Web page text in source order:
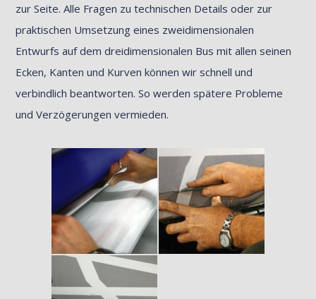
zur Seite. Alle Fragen zu technischen Details oder zur
praktischen Umsetzung eines zweidimensionalen
Entwurfs auf dem dreidimensionalen Bus mit allen seinen
Ecken, Kanten und Kurven können wir schnell und
verbindlich beantworten. So werden spätere Probleme
und Verzögerungen vermieden.